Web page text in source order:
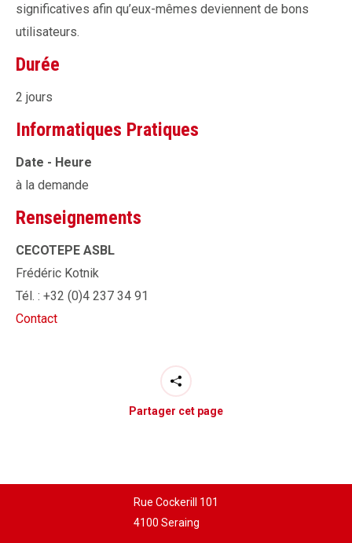
significatives afin qu’eux-mêmes deviennent de bons
utilisateurs.
Durée
2 jours
Informatiques Pratiques
Date - Heure
à la demande
Renseignements
CECOTEPE ASBL
Frédéric Kotnik
Tél. : +32 (0)4 237 34 91
Contact
Partager cet page
Rue Cockerill 101
4100 Seraing